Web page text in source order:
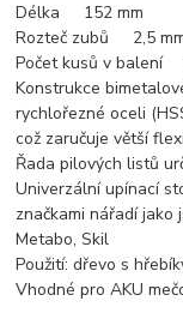
Délka 152 mm
Rozteč zubů 2,5
Počet kusů v
Konstrukce
rychlořezné oceli
což zaručuje větší
Řada pilových listů
Univerzální upínací
značkami nářadí jako
Metabo, Skil
Použití: dřevo s
Vhodné pro AKU